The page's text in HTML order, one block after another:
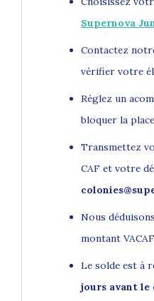
Supernova
Contactez
vérifier votre
Réglez un
bloquer la
Transmettez
CAF et votre
Nous
montant
Le solde est à
jours avant le